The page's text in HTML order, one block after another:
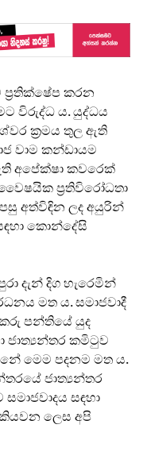
කරන
විරුද්ධ ය. යුද්ධය
ක්‍රමය තුල ඇති
වාම කන්ඩායම
අපේක්ෂා කවරෙක්
ප්‍රතිවිරෝධතා
අත්විඳින ලද අයුරින්
කොන්දේසි
දැන් දිග හැරෙමින්
මත ය. සමාජවාදී
පන්තියේ යුද
ජාත්‍යන්තර කමිටුව
මෙම පදනම මත ය.
ජාත්‍යන්තර
සඳහා
ලෙස අපි